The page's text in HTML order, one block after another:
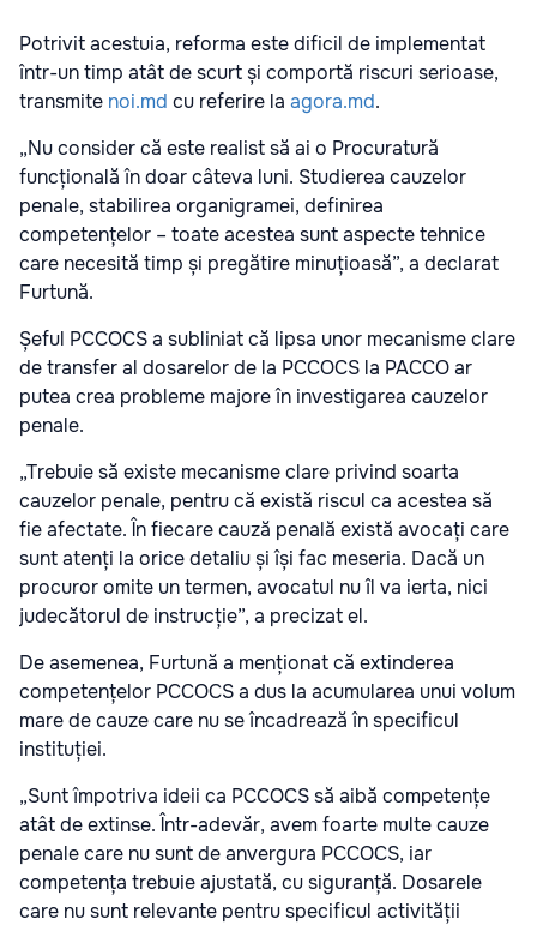
Potrivit acestuia, reforma este dificil de implementat
într-un timp atât de scurt și comportă riscuri serioase,
transmite noi.md cu referire la agora.md.
„Nu consider că este realist să ai o Procuratură
funcțională în doar câteva luni. Studierea cauzelor
penale, stabilirea organigramei, definirea
competențelor – toate acestea sunt aspecte tehnice
care necesită timp și pregătire minuțioasă”, a declarat
Furtună.
Șeful PCCOCS a subliniat că lipsa unor mecanisme clare
de transfer al dosarelor de la PCCOCS la PACCO ar
putea crea probleme majore în investigarea cauzelor
penale.
„Trebuie să existe mecanisme clare privind soarta
cauzelor penale, pentru că există riscul ca acestea să
fie afectate. În fiecare cauză penală există avocați care
sunt atenți la orice detaliu și își fac meseria. Dacă un
procuror omite un termen, avocatul nu îl va ierta, nici
judecătorul de instrucție”, a precizat el.
De asemenea, Furtună a menționat că extinderea
competențelor PCCOCS a dus la acumularea unui volum
mare de cauze care nu se încadrează în specificul
instituției.
„Sunt împotriva ideii ca PCCOCS să aibă competențe
atât de extinse. Într-adevăr, avem foarte multe cauze
penale care nu sunt de anvergura PCCOCS, iar
competența trebuie ajustată, cu siguranță. Dosarele
care nu sunt relevante pentru specificul activității